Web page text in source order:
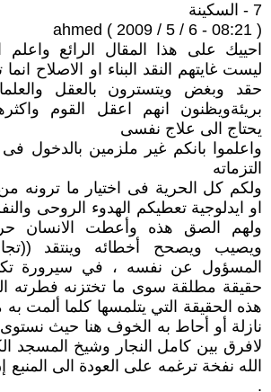
7 - السكينة
ahmed ( 2009 / 5 / 6 - 08:21 )
احييك على هذا المقال الرائع واعلم
ليست غايتهم النقد البناء او الاصلاح
حقد وبغض ويتسترون بالعقل
بريئةويظنون انهم اعقل القوم
يحتاج الى علاج نفسى
واعلموا بانكم غير ملزمين بالدخول فى
التزماته
ولكم كل الحرية فى اختيار ما ترونه
او ايدلوجية تعطيكم الهدوء الروحى
ولهم الصق هذه وأعطت الانسان
ويصيب ويصحح أخطائه وينتقد
المسؤول عن نفسه ، في سيرورة
حقيقة مطلقة سوى ما تختزنه فطرته
هذه الحقيقة التي يتلمسها كلما ألمت
نازلة أو أحاط به الخوف هنا حيث
لافرق بين كامل النجار وشيخ المسجد
الله نفخة ترغمه على العودة الى المنبع
.